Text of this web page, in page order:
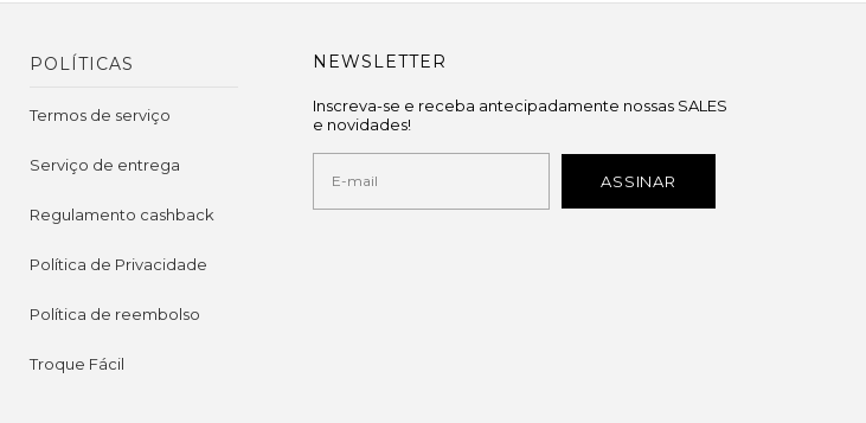
POLÍTICAS
Termos de serviço
Serviço de entrega
Regulamento cashback
Política de Privacidade
Política de reembolso
Troque Fácil
NEWSLETTER
Inscreva-se e receba antecipadamente nossas SALES
e novidades!